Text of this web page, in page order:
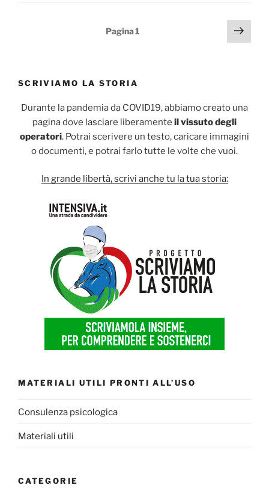
fossimo
Pagina1
SCRIVIAMO LA STORIA
Durante la pandemia da COVID19, abbiamo creato una
pagina dove lasciare liberamente il vissuto degli
operatori. Potrai scerivere un testo, caricare immagini
o documenti, e potrai farlo tutte le volte che vuoi.
In grande libertà, scrivi anche tu la tua storia:
MATERIALI UTILI PRONTI ALL’USO
Consulenza psicologica
Materiali utili
CATEGORIE